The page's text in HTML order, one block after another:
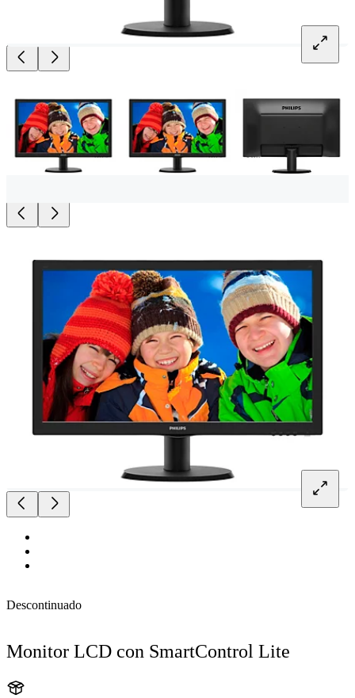
Descontinuado
Monitor LCD con SmartControl Lite